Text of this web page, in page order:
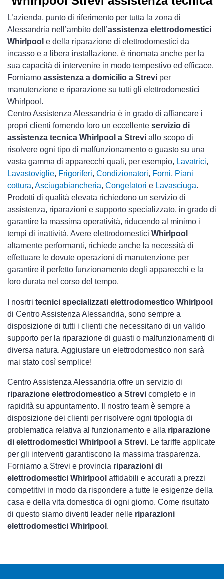
L’azienda, punto di riferimento per tutta la zona di
Alessandria nell’ambito dell’assistenza elettrodomestici
Whirlpool e della riparazione di elettrodomestici da
incasso e a libera installazione, è rinomata anche per la
sua capacità di intervenire in modo tempestivo ed efficace.
Forniamo assistenza a domicilio a Strevi per
manutenzione e riparazione su tutti gli elettrodomestici
Whirlpool.
Centro Assistenza Alessandria è in grado di affiancare i
propri clienti fornendo loro un eccellente servizio di
assistenza tecnica Whirlpool a Strevi allo scopo di
risolvere ogni tipo di malfunzionamento o guasto su una
vasta gamma di apparecchi quali, per esempio, Lavatrici,
Lavastoviglie, Frigoriferi, Condizionatori, Forni, Piani
cottura, Asciugabiancheria, Congelatori e Lavasciuga.
Prodotti di qualità elevata richiedono un servizio di
assistenza, riparazioni e supporto specializzato, in grado di
garantire la massima operatività, riducendo al minimo i
tempi di inattività. Avere elettrodomestici Whirlpool
altamente performanti, richiede anche la necessità di
effettuare le dovute operazioni di manutenzione per
garantire il perfetto funzionamento degli apparecchi e la
loro durata nel corso del tempo.
I nosrtri tecnici specializzati elettrodomestico Whirlpool
di Centro Assistenza Alessandria, sono sempre a
disposizione di tutti i clienti che necessitano di un valido
supporto per la riparazione di guasti o malfunzionamenti di
diversa natura. Aggiustare un elettrodomestico non sarà
mai stato così semplice!
Centro Assistenza Alessandria offre un servizio di
riparazione elettrodomestico a Strevi completo e in
rapidità su appuntamento. Il nostro team è sempre a
disposizione dei clienti per risolvere ogni tipologia di
problematica relativa al funzionamento e alla riparazione
di elettrodomestici Whirlpool a Strevi. Le tariffe applicate
per gli interventi garantiscono la massima trasparenza.
Forniamo a Strevi e provincia riparazioni di
elettrodomestici Whirlpool affidabili e accurati a prezzi
competitivi in modo da rispondere a tutte le esigenze della
casa e della vita domestica di ogni giorno. Come risultato
di questo siamo diventi leader nelle riparazioni
elettrodomestici Whirlpool .